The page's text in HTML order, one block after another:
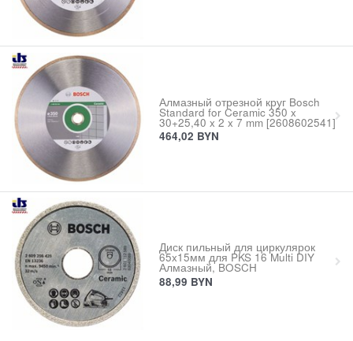
Алмазный отрезной круг Bosch
Standard for Ceramic 350 x
30+25,40 x 2 x 7 mm [2608602541]
464,02 BYN
Диск пильный для циркулярок
65x15мм для PKS 16 Multi DIY
Алмазный, BOSCH
88,99 BYN